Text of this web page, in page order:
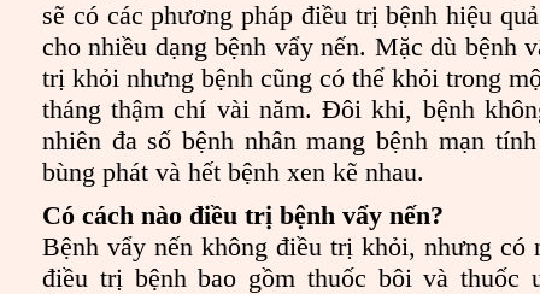
sẽ có các phương pháp điều trị bệnh hiệu
cho nhiều dạng bệnh vẩy nến. Mặc dù bệnh
trị khỏi nhưng bệnh cũng có thể khỏi trong
tháng thậm chí vài năm. Đôi khi, bệnh
nhiên đa số bệnh nhân mang bệnh mạn
bùng phát và hết bệnh xen kẽ nhau.
Có cách nào điều trị bệnh vẩy nến?
Bệnh vẩy nến không điều trị khỏi, nhưng có
điều trị bệnh bao gồm thuốc bôi và thuốc